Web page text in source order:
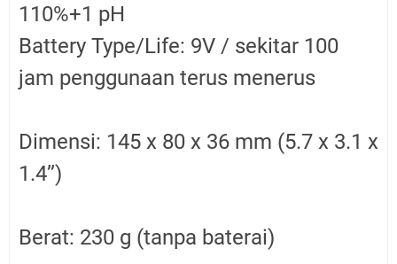
110%+1 pH
Battery Type/Life: 9V / sekitar 100
jam penggunaan terus menerus
Dimensi: 145 x 80 x 36 mm (5.7 x 3.1 x
1.4’’)
Berat: 230 g (tanpa baterai)